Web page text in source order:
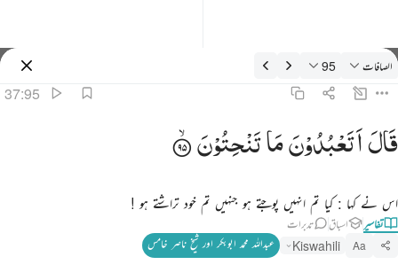
تفسیر: الصافات 37:95
الصافات 95
37:95
قال اتعبدون ما تنحتون ٩٥
قَالَ أَتَعْبُدُونَ مَا تَنْحِتُونَ ٩٥
قَالَاَتَعْبُدُوْنَمَاتَنْحِتُوْنَ
اس نے کہا : کیا تم انہیں پوجتے ہو جنہیں تم خود تراشتے ہو !
تفاسیر اسباق تدبرات
Aa
Kiswahili عبداللہ محمد ابوبکر اور شیخ ناصر خامس